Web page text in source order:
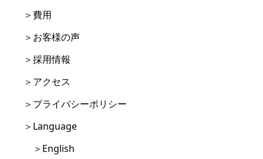
＞費用
＞お客様の声
＞採用情報
＞アクセス
＞プライバシーポリシー
＞Language
＞English